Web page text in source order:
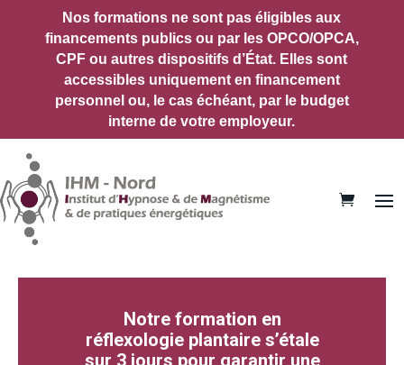
Nos formations ne sont pas éligibles aux
financements publics ou par les OPCO/OPCA,
CPF ou autres dispositifs d’État. Elles sont
accessibles uniquement en financement
personnel ou, le cas échéant, par le budget
interne de votre employeur.
Notre formation en
réflexologie plantaire s’étale
sur 3 jours pour garantir une